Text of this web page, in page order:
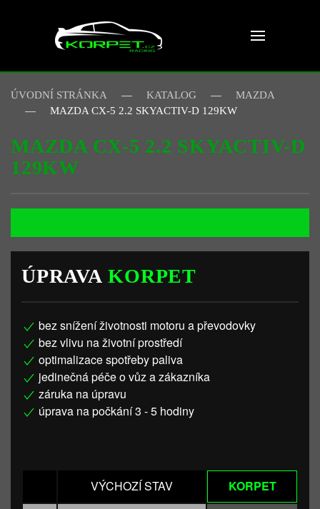
Skip to main content
ÚVODNÍ STRÁNKA KATALOG
MAZDA
MAZDA CX-5 2.2 SKYACTIV-D 129KW
MAZDA CX-5 2.2 SKYACTIV-D
129KW
ÚPRAVAKORPET
bez snížení životnosti motoru a převodovky
bez vlivu na životní prostředí
optimalizace spotřeby paliva
jedinečná péče o vůz a zákazníka
záruka na úpravu
úprava na počkání 3 - 5 hodiny
VÝCHOZÍ STAV KORPET